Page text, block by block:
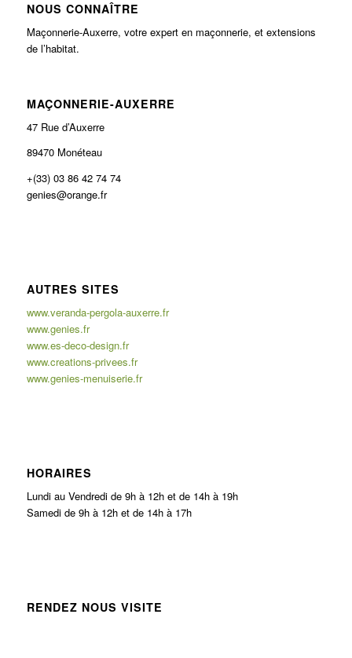
NOUS CONNAÎTRE
Maçonnerie-Auxerre, votre expert en maçonnerie, et extensions
de l’habitat.
MAÇONNERIE-AUXERRE
47 Rue d’Auxerre
89470 Monéteau
+(33) 03 86 42 74 74
genies@orange.fr
AUTRES SITES
www.veranda-pergola-auxerre.fr
www.genies.fr
www.es-deco-design.fr
www.creations-privees.fr
www.genies-menuiserie.fr
HORAIRES
Lundi au Vendredi de 9h à 12h et de 14h à 19h
Samedi de 9h à 12h et de 14h à 17h
RENDEZ NOUS VISITE